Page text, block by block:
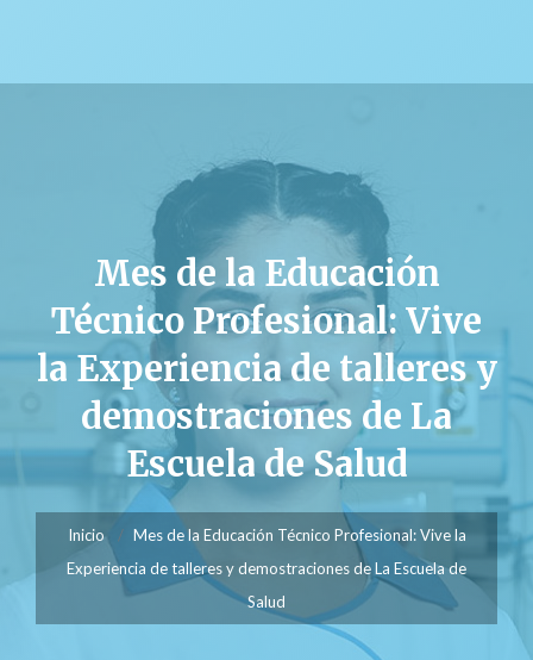
Mes de la Educación
Técnico Profesional: Vive
la Experiencia de talleres y
demostraciones de La
Escuela de Salud
Inicio
Mes de la Educación Técnico Profesional: Vive la
Experiencia de talleres y demostraciones de La Escuela de
Salud